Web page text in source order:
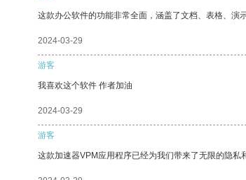
这款办公软件的功能非常全面，涵盖了文档、表格、演
2024-03-29
游客
我喜欢这个软件 作者加油
2024-03-29
游客
这款加速器VPM应用程序已经为我们带来了无限的隐私